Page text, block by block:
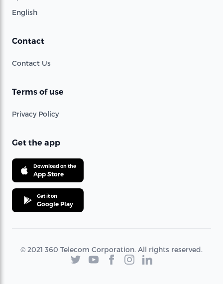
English
Contact
Contact Us
Terms of use
Privacy Policy
Get the app
Download on the
App Store
Get it on
Google Play
© 2021 360 Telecom Corporation. All rights reserved.